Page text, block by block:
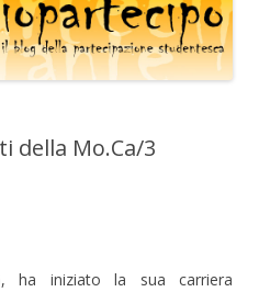
della Mo.Ca/3
ha iniziato la sua carriera